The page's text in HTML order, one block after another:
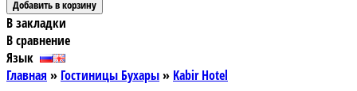
В закладки
В сравнение
Язык
Главная » Гостиницы Бухары» Kabir Hotel